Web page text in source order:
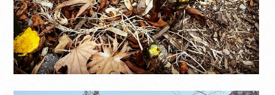
Select Language▼
翻訳について